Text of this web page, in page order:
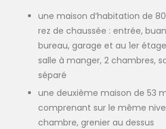
une maison d’habitation de
rez de chaussée : entrée,
bureau, garage et au 1er
salle à manger, 2 chambres,
séparé
une deuxième maison de 53
comprenant sur le même
chambre, grenier au dessus